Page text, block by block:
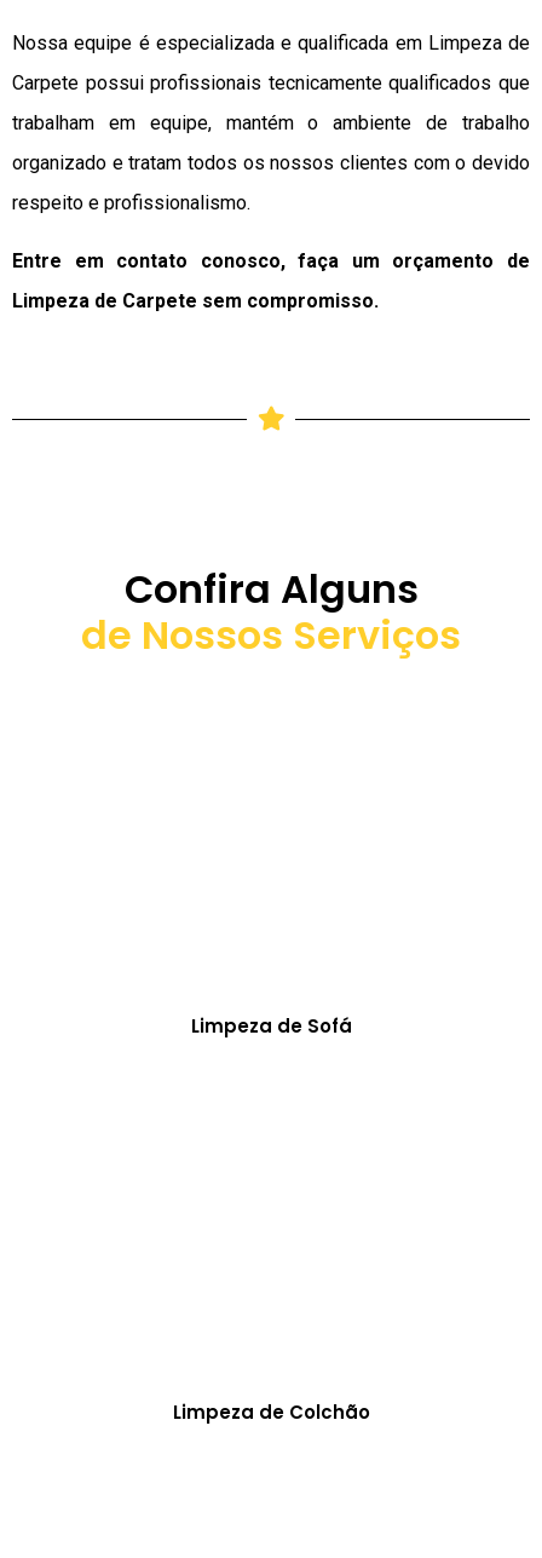
Nossa equipe é especializada e qualificada em Limpeza de
Carpete possui profissionais tecnicamente qualificados que
trabalham em equipe, mantém o ambiente de trabalho
organizado e tratam todos os nossos clientes com o devido
respeito e profissionalismo.
Entre em contato conosco, faça um orçamento de
Limpeza de Carpete sem compromisso.
Confira Alguns
de Nossos Serviços
Limpeza de Sofá
Limpeza de Colchão